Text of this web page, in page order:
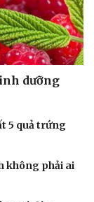
dưỡng
5 quả trứng
không phải ai